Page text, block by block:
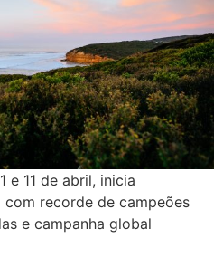
e 11 de abril, inicia
recorde de campeões
e campanha global